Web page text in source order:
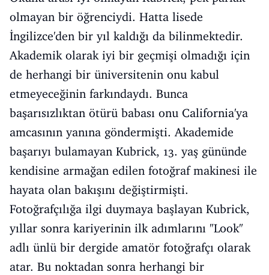
olmayan bir öğrenciydi. Hatta lisede
İngilizce'den bir yıl kaldığı da bilinmektedir.
Akademik olarak iyi bir geçmişi olmadığı için
de herhangi bir üniversitenin onu kabul
etmeyeceğinin farkındaydı. Bunca
başarısızlıktan ötürü babası onu California'ya
amcasının yanına göndermişti. Akademide
başarıyı bulamayan Kubrick, 13. yaş gününde
kendisine armağan edilen fotoğraf makinesi ile
hayata olan bakışını değiştirmişti.
Fotoğrafçılığa ilgi duymaya başlayan Kubrick,
yıllar sonra kariyerinin ilk adımlarını "Look"
adlı ünlü bir dergide amatör fotoğrafçı olarak
atar. Bu noktadan sonra herhangi bir